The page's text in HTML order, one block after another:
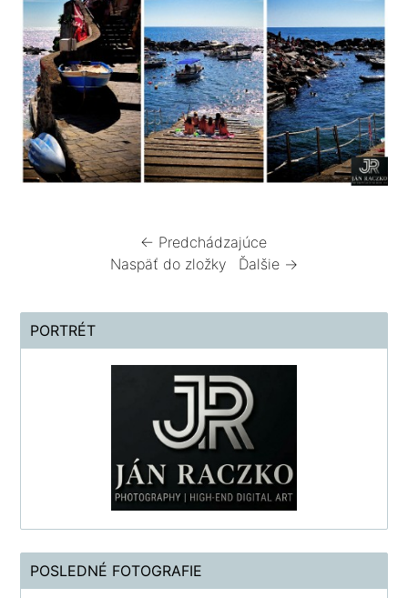
← Predchádzajúce
Naspäť do zložky
Ďalšie →
PORTRÉT
POSLEDNÉ FOTOGRAFIE